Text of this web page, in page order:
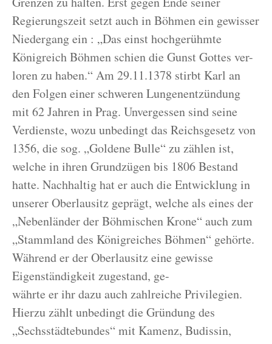
Regierungszeit setzt auch in Böhmen ein gewisser
Niedergang ein : „Das einst hochgerühmte
Königreich Böhmen schien die Gunst Gottes ver-
loren zu haben.“ Am 29.11.1378 stirbt Karl an
den Folgen einer schweren Lungenentzündung
mit 62 Jahren in Prag. Unvergessen sind seine
Verdienste, wozu unbedingt das Reichsgesetz von
1356, die sog. „Goldene Bulle“ zu zählen ist,
welche in ihren Grundzügen bis 1806 Bestand
hatte. Nachhaltig hat er auch die Entwicklung in
unserer Oberlausitz geprägt, welche als eines der
„Nebenländer der Böhmischen Krone“ auch zum
„Stammland des Königreiches Böhmen“ gehörte.
Während er der Oberlausitz eine gewisse
Eigenständigkeit zugestand, ge-
währte er ihr dazu auch zahlreiche Privilegien.
Hierzu zählt unbedingt die Gründung des
„Sechsstädtebundes“ mit Kamenz, Budissin,